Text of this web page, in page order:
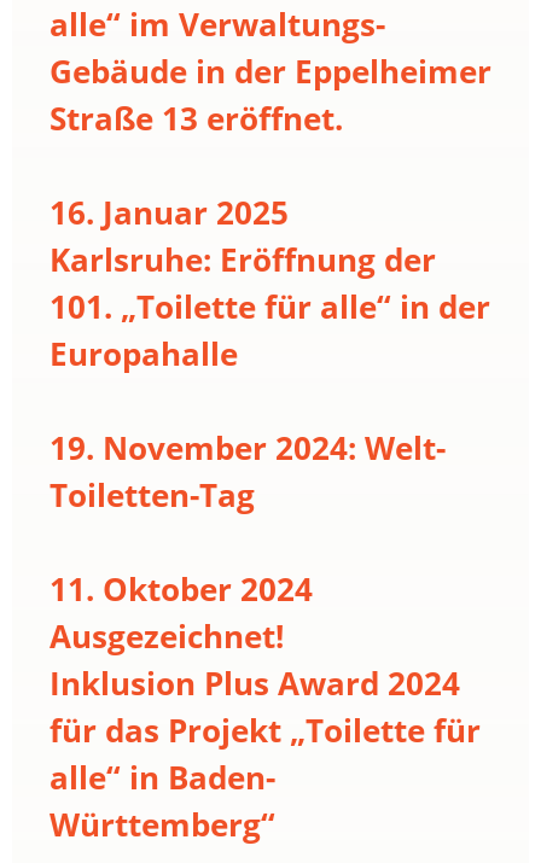
alle“ im Verwaltungs-
Gebäude in der Eppelheimer
Straße 13 eröffnet.
16. Januar 2025
Karlsruhe: Eröffnung der
101. „Toilette für alle“ in der
Europahalle
19. November 2024: Welt-
Toiletten-Tag
11. Oktober 2024
Ausgezeichnet!
Inklusion Plus Award 2024
für das Projekt „Toilette für
alle“ in Baden-
Württemberg“